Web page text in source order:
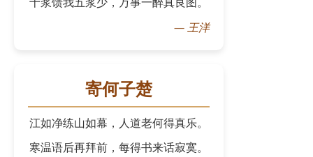
—王洋
寄何子楚
江如净练山如幕，人道老何得真乐。
寒温语后再拜前，每得书来话寂寞。